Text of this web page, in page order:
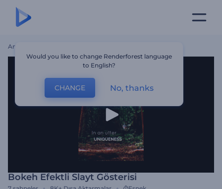
Ana Sayfa
Bokeh Efektli Slayt Gösterisi
Would you like to change Renderforest language
to English?
CHANGE No, thanks